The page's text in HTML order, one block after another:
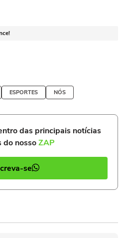
ESPORTES NÓS
das principais notícias
do nossoZAP
se